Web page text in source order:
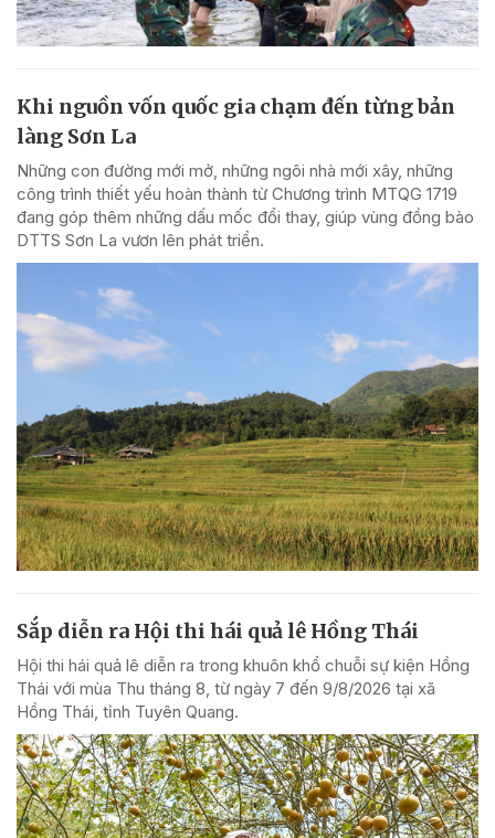
Khi nguồn vốn quốc gia chạm đến từng bản
làng Sơn La
Những con đường mới mở, những ngôi nhà mới xây, những
công trình thiết yếu hoàn thành từ Chương trình MTQG 1719
đang góp thêm những dấu mốc đổi thay, giúp vùng đồng bào
DTTS Sơn La vươn lên phát triển.
Sắp diễn ra Hội thi hái quả lê Hồng Thái
Hội thi hái quả lê diễn ra trong khuôn khổ chuỗi sự kiện Hồng
Thái với mùa Thu tháng 8, từ ngày 7 đến 9/8/2026 tại xã
Hồng Thái, tỉnh Tuyên Quang.